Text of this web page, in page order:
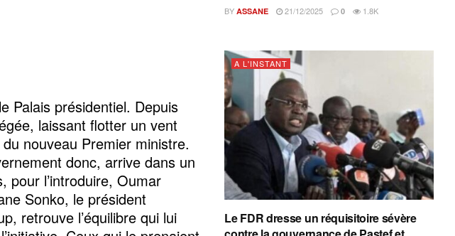
Palais présidentiel. Depuis
laissant flotter un vent
nouveau Premier ministre.
donc, arrive dans un
pour l’introduire, Oumar
Sonko, le président
retrouve l’équilibre qui lui
BY ASSANE 21/12/2025 0 1.8K
A L'INSTANT
Le FDR dresse un réquisitoire sévère